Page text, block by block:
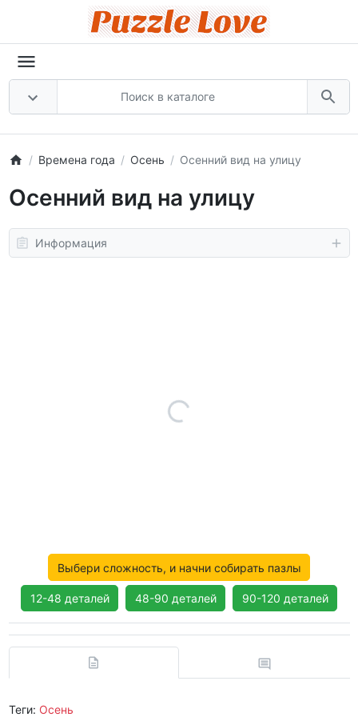
Времена года Осень Осенний вид на улицу
Осенний вид на улицу
Информация
Выбери сложность, и начни собирать пазлы
12-48 деталей 48-90 деталей 90-120 деталей
Теги: Осень